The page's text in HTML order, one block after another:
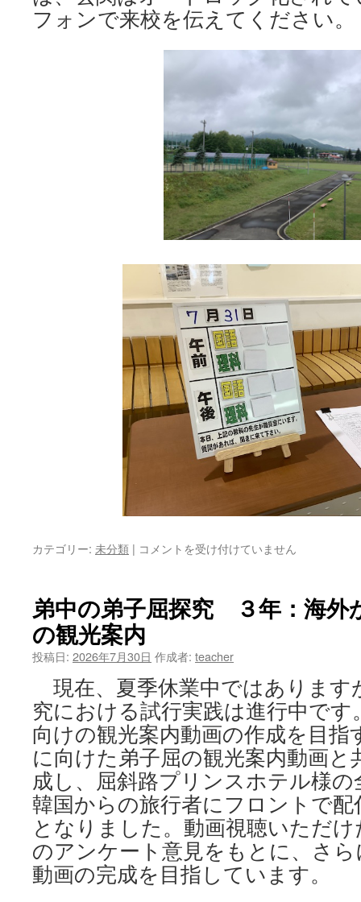
フォンで来校を伝えてください。
カテゴリー: 未分類 | 青
く
か
げ
も
な
き “７
月
か
ら
８
月
に
向
け
て”
は
コメントを受け付けていません
弟中の弟子屈探究 ３年：海外
の観光案内
投稿日: 2026年7月30日 作成者: teacher
現在、夏季休業中ではあります
究における試行実践は進行中で
向けの観光案内動画の作成を目指
に向けた弟子屈の観光案内動画
成し、屈斜路プリンスホテル様
韓国からの旅行者にフロントで
となりました。動画視聴いただ
のアンケート意見をもとに、さ
動画の完成を目指しています。